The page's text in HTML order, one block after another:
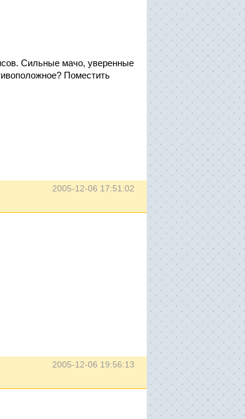
Сильные мачо, уверенные
Поместить
2005-12-06 17:51:02
2005-12-06 19:56:13